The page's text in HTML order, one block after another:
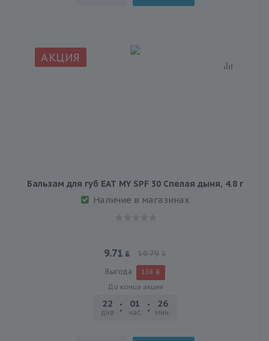
АКЦИЯ
Бальзам для губ EAT MY SPF 30 Спелая дыня, 4.8 г
Наличие в магазинах
9.71 10.79
Выгода 1.08
До конца акции
22
дня
01
час.
26
мин.